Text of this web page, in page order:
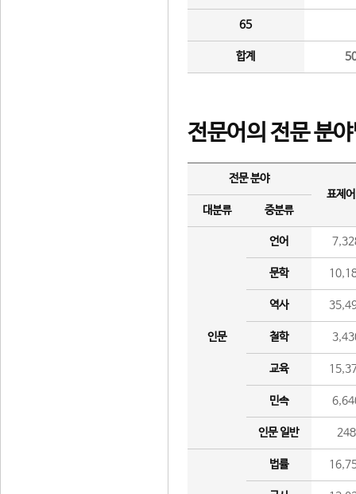
65
합계
전문어의 전문 분
전문 분야
표제
대분류
중분류
인문
언어
문학
역사
철학
교육
민속
인문 일반 248
법률